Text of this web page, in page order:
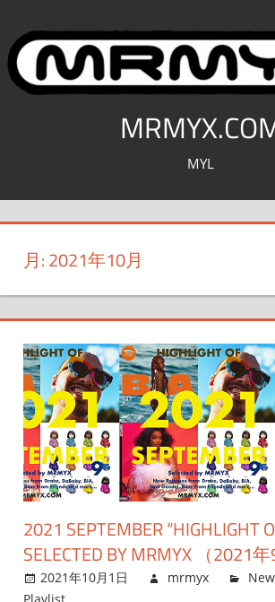
テ
ッ
MYL
月:2021年10月
2021 SEPTEMBER “HIGHLIGHT
SELECTED BY MRMYX （2021
2021年10月1日 mrmyx